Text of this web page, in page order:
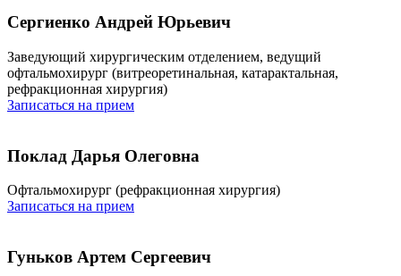
Сергиенко Андрей Юрьевич
Заведующий хирургическим отделением, ведущий
офтальмохирург (витреоретинальная, катарактальная,
рефракционная хирургия)
Записаться на прием
Поклад Дарья Олеговна
Офтальмохирург (рефракционная хирургия)
Записаться на прием
Гуньков Артем Сергеевич